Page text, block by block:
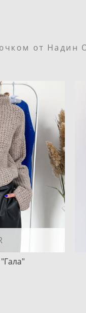
от Надин